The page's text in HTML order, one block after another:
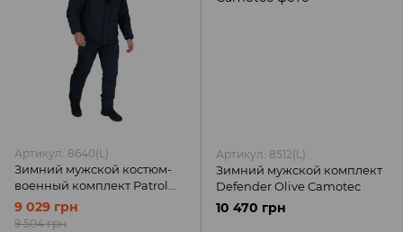
Артикул: 8640(L)
Зимний мужской костюм-
военный комплект Patrol
Taslan темно-синие
Camotec
9 029 грн
9 504 грн
Артикул: 8512(L)
Зимний мужской комплект
Defender Olive Camotec
10 470 грн